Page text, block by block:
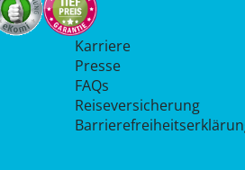
Karriere
Presse
FAQs
Reiseversicherung